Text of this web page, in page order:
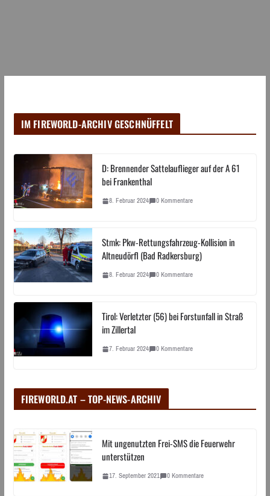
IM FIREWORLD-ARCHIV GESCHNÜFFELT
D: Brennender Sattelauflieger auf der A 61
bei Frankenthal
8. Februar 2024 0 Kommentare
Stmk: Pkw-Rettungsfahrzeug-Kollision in
Altneudörfl (Bad Radkersburg)
8. Februar 2024 0 Kommentare
Tirol: Verletzter (56) bei Forstunfall in Straß
im Zillertal
7. Februar 2024 0 Kommentare
FIREWORLD.AT – TOP-NEWS-ARCHIV
Mit ungenutzten Frei-SMS die Feuerwehr
unterstützen
17. September 2021 0 Kommentare